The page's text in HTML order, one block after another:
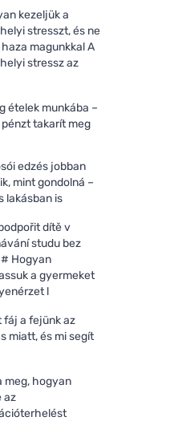
kezeljük a
stresszt, és ne
magunkkal A
stressz az
ételek munkába –
pénzt takarít meg
edzés jobban
mint gondolná –
lakásban is
dítě v
studu bez
Hogyan
a gyermeket
l
fáj a fejünk az
miatt, és mi segít
meg, hogyan
az